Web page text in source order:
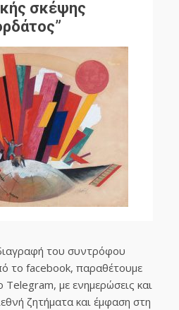
σκέψης
του συντρόφου
το facebook, παραθέτουμε
με ενημερώσεις και
ζητήματα και έμφαση στη